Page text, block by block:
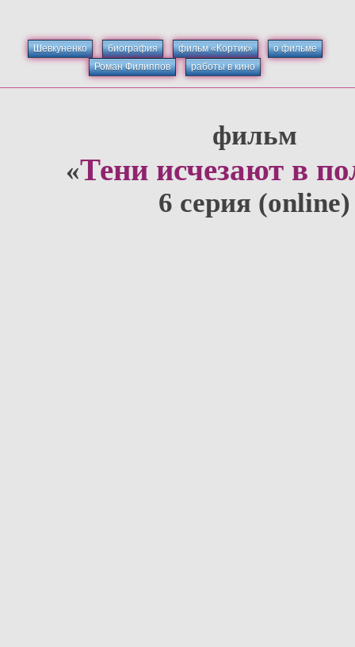
Шевкуненко биография фильм «Кортик»
о фильме
Роман Филиппов
работы в кино
фильм
«Тени исчезают в
6 серия (online)